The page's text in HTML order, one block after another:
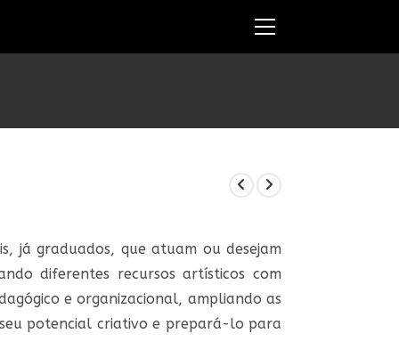
Ver
já graduados, que atuam ou desejam
diferentes recursos artísticos com
e organizacional, ampliando as
potencial criativo e prepará-lo para